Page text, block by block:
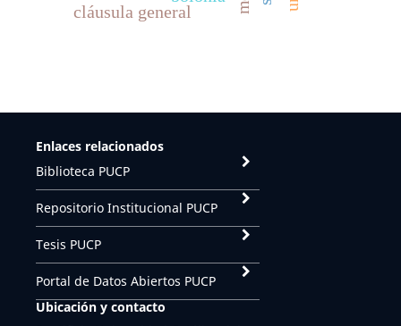
cláusula general
Enlaces relacionados
Biblioteca PUCP
Repositorio Institucional PUCP
Tesis PUCP
Portal de Datos Abiertos PUCP
Ubicación y contacto